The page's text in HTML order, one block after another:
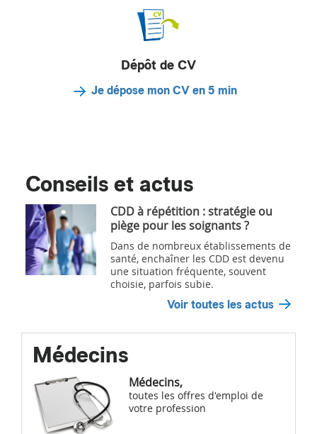
Dépôt de CV
Je dépose mon CV en 5 min
Conseils et actus
CDD à répétition : stratégie ou
piège pour les soignants ?
Dans de nombreux établissements de
santé, enchaîner les CDD est devenu
une situation fréquente, souvent
choisie, parfois subie.
Voir toutes les actus
Médecins
Médecins,
toutes les offres d'emploi de
votre profession